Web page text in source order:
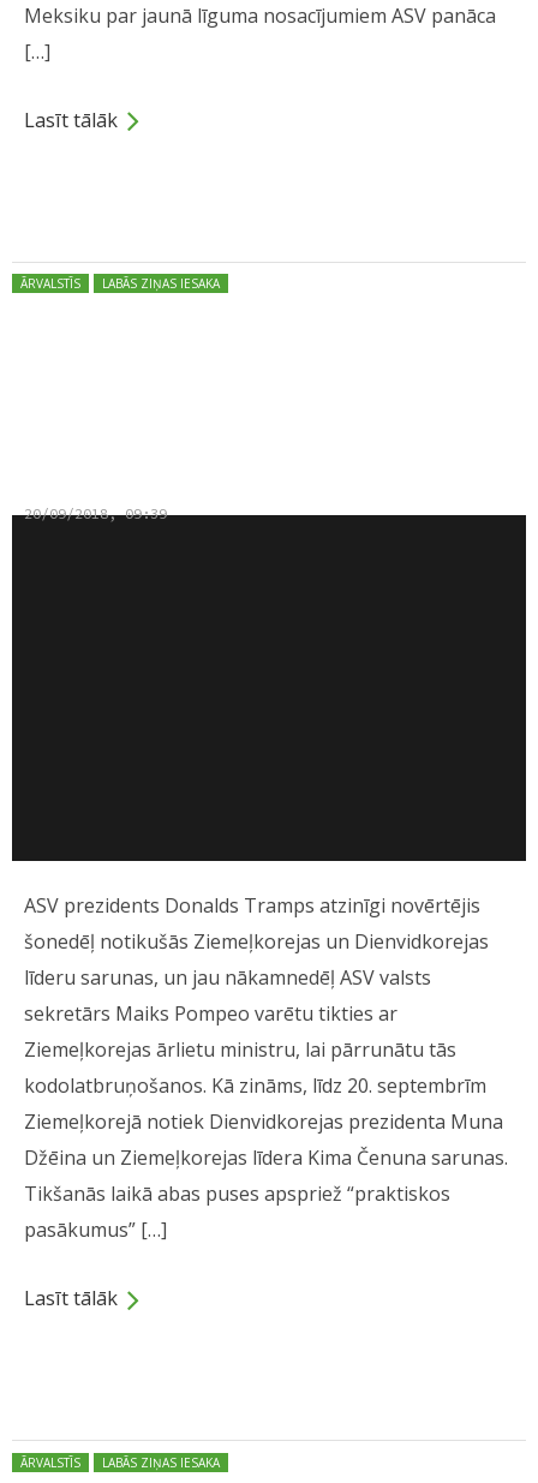
Meksiku par jaunā līguma nosacījumiem ASV panāca
[…]
Lasīt tālāk
Posted in:
ĀRVALSTĪS LABĀS ZIŅAS IESAKA
20/09/2018, 09:39
ASV prezidents Donalds Tramps atzinīgi novērtējis
šonedēļ notikušās Ziemeļkorejas un Dienvidkorejas
līderu sarunas, un jau nākamnedēļ ASV valsts
sekretārs Maiks Pompeo varētu tikties ar
Ziemeļkorejas ārlietu ministru, lai pārrunātu tās
kodolatbruņošanos. Kā zināms, līdz 20. septembrīm
Ziemeļkorejā notiek Dienvidkorejas prezidenta Muna
Džēina un Ziemeļkorejas līdera Kima Čenuna sarunas.
Tikšanās laikā abas puses apspriež “praktiskos
pasākumus” […]
Lasīt tālāk
Posted in:
ĀRVALSTĪS LABĀS ZIŅAS IESAKA